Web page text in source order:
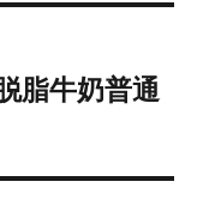
脂牛奶普通